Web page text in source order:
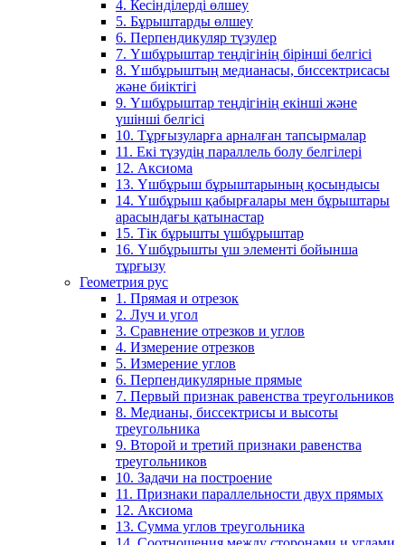
4. Кесінділерді өлшеу
5. Бұрыштарды өлшеу
6. Перпендикуляр түзулер
7. Үшбұрыштар теңдігінің бірінші белгісі
8. Үшбұрыштың медианасы, биссектрисасы
және биіктігі
9. Үшбұрыштар теңдігінің екінші және
үшінші белгісі
10. Тұрғызуларға арналған тапсырмалар
11. Екі түзудің параллель болу белгілері
12. Аксиома
13. Үшбұрыш бұрыштарының қосындысы
14. Үшбұрыш қабырғалары мен бұрыштары
арасындағы қатынастар
15. Тік бұрышты үшбұрыштар
16. Үшбұрышты үш элементі бойынша
тұрғызу
Геометрия рус
1. Прямая и отрезок
2. Луч и угол
3. Сравнение отрезков и углов
4. Измерение отрезков
5. Измерение углов
6. Перпендикулярные прямые
7. Первый признак равенства треугольников
8. Медианы, биссектрисы и высоты
треугольника
9. Второй и третий признаки равенства
треугольников
10. Задачи на построение
11. Признаки параллельности двух прямых
12. Аксиома
13. Сумма углов треугольника